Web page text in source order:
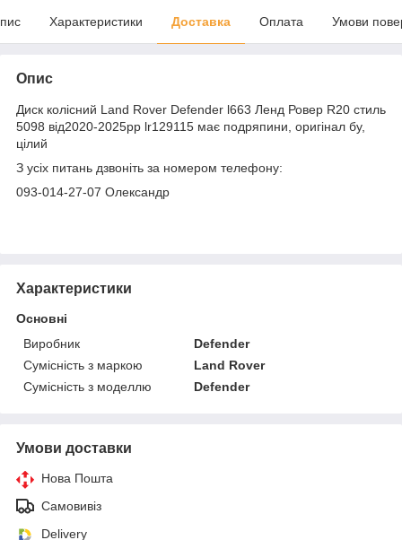
Характеристики Доставка Оплата Умови
Опис
Диск колісний Land Rover Defender l663 Ленд Ровер R20 стиль
5098 від2020-2025рр lr129115 має подряпини, оригінал бу,
цілий
З усіх питань дзвоніть за номером телефону:
093-014-27-07 Олександр
Характеристики
Основні
Виробник
Defender
Сумісність з маркою
Land Rover
Сумісність з моделлю
Defender
Умови доставки
Нова Пошта
Самовивіз
Delivery